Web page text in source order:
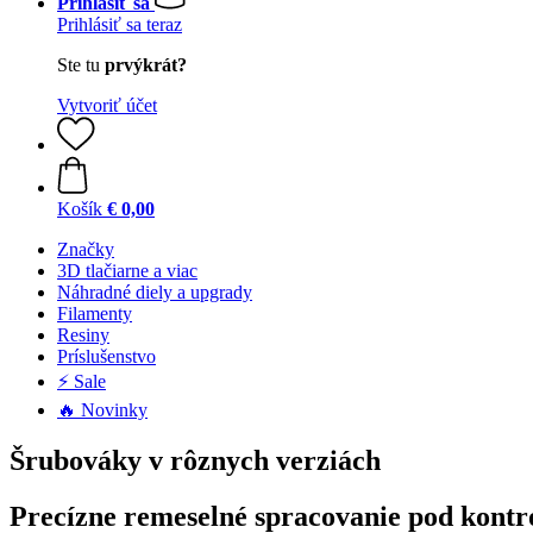
Prihlásiť sa teraz
Ste tu prvýkrát?
Vytvoriť účet
Košík € 0,00
Značky
3D tlačiarne a viac
Náhradné diely a upgrady
Filamenty
Resiny
Príslušenstvo
⚡ Sale
🔥 Novinky
Šrubováky v rôznych verziách
Precízne remeselné spracovanie pod